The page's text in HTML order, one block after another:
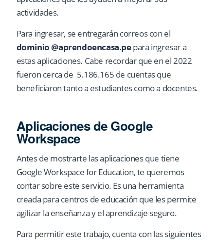
actividades.
Para ingresar, se entregarán correos con el
dominio @aprendoencasa.pepara ingresar a
estas aplicaciones. Cabe recordar que en el 2022
fueron cerca de 5.186.165 de cuentas que
beneficiaron tanto a estudiantes como a docentes.
Aplicaciones de Google
Workspace
Antes de mostrarte las aplicaciones que tiene
Google Workspace for Education, te queremos
contar sobre este servicio. Es una herramienta
creada para centros de educación que les permite
agilizar la enseñanza y el aprendizaje seguro.
Para permitir este trabajo, cuenta con las siguientes